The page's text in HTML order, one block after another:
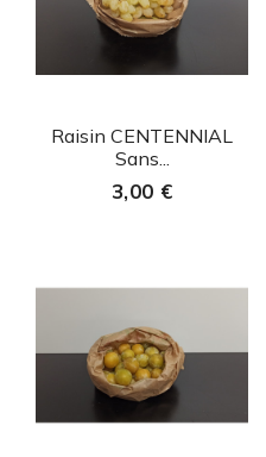
Aperçu rapide
Raisin CENTENNIAL
Sans...
3,00 €